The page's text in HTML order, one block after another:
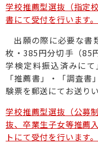
学校推薦型選抜（指定
書にて受付を行います。
出願の際に必要な書
枚・385円分切手（85
学検定料振込済みに
「推薦書」・「調査
験票を郵送にてお送りい
学校推薦型選抜（公募
抜、卒業生子女等推薦
トにて受付を行います。